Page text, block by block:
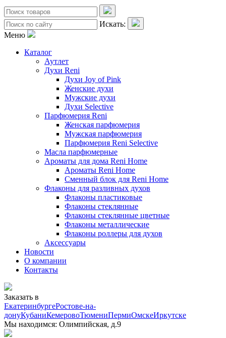
Искать:
Меню
Каталог
Аутлет
Духи Reni
Духи Joy of Pink
Женские духи
Мужские духи
Духи Selective
Парфюмерия Reni
Женская парфюмерия
Мужская парфюмерия
Парфюмерия Reni Selective
Масла парфюмерные
Ароматы для дома Reni Home
Ароматы Reni Home
Сменный блок для Reni Home
Флаконы для разливных духов
Флаконы пластиковые
Флаконы стеклянные
Флаконы стеклянные цветные
Флаконы металлические
Флаконы роллеры для духов
Аксессуары
Новости
О компании
Контакты
Заказать в
ЕкатеринбургеРостове-на-
донуКубаниКемеровоТюмениПермиОмскеИркутске
Мы находимся: Олимпийская, д.9